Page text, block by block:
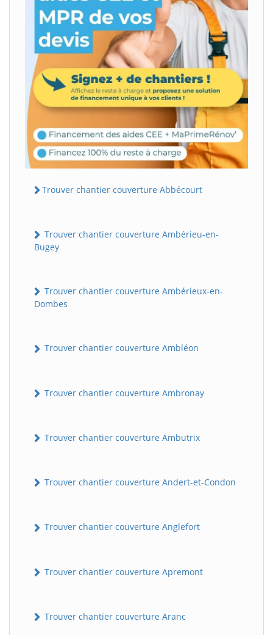
Trouver chantier couverture Abbécourt
Trouver chantier couverture Ambérieu-en-
Bugey
Trouver chantier couverture Ambérieux-en-
Dombes
Trouver chantier couverture Ambléon
Trouver chantier couverture Ambronay
Trouver chantier couverture Ambutrix
Trouver chantier couverture Andert-et-Condon
Trouver chantier couverture Anglefort
Trouver chantier couverture Apremont
Trouver chantier couverture Aranc